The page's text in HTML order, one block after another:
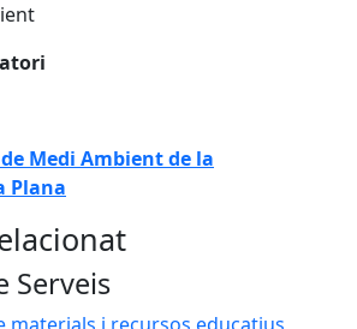
Medi Ambient de la
Plana
Serveis